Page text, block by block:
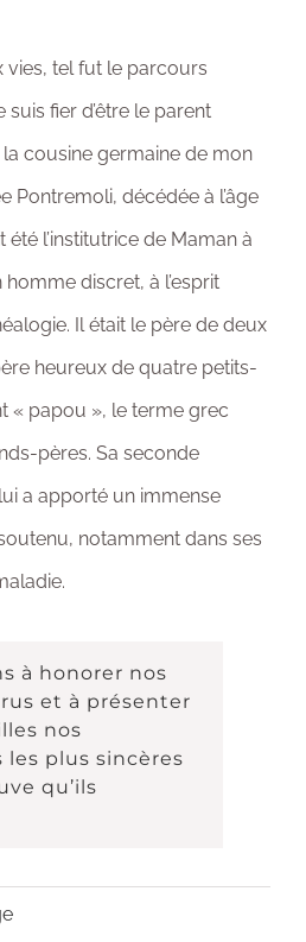
vies, tel fut le parcours
suis fier d’être le parent
la cousine germaine de mon
Pontremoli, décédée à l’âge
été l’institutrice de Maman à
discret, à l’esprit
Il était le père de deux
heureux de quatre petits-
« papou », le terme grec
pères. Sa seconde
a apporté un immense
notamment dans ses
à honorer nos
et à présenter
nos
les plus sincères
qu’ils